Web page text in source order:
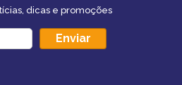
dicas e promoções